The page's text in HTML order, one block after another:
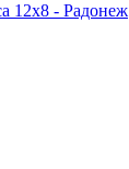
12х8 - Радонеж